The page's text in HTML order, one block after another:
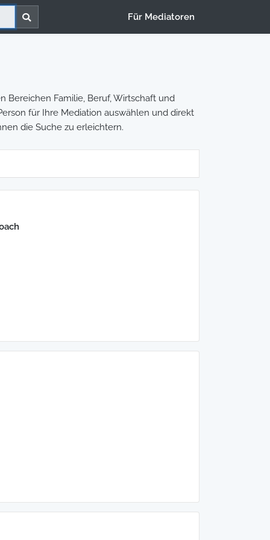
Für Mediatoren
Bereichen Familie, Beruf, Wirtschaft und
für Ihre Mediation auswählen und direkt
die Suche zu erleichtern.